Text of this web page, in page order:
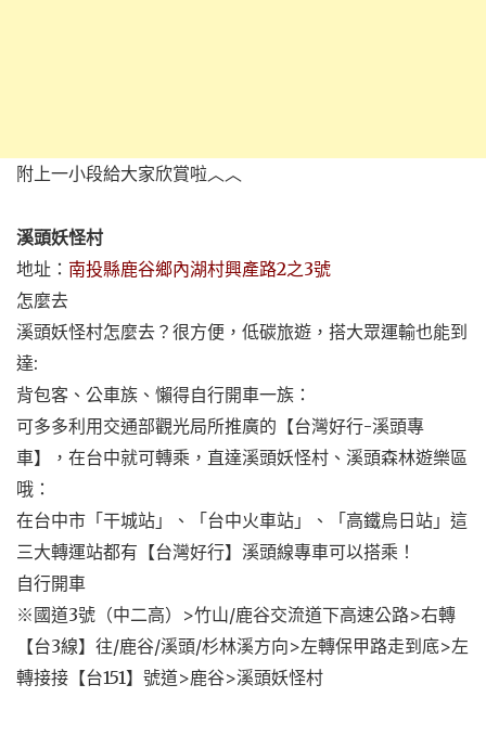
附上一小段給大家欣賞啦︿︿
溪頭妖怪村
地址： 南投縣鹿谷鄉內湖村興產路2之3號
怎麼去
溪頭妖怪村怎麼去？很方便，低碳旅遊，搭大眾運輸也能到
達:
背包客、公車族、懶得自行開車一族：
可多多利用交通部觀光局所推廣的【台灣好行-溪頭專
車】，在台中就可轉乘，直達溪頭妖怪村、溪頭森林遊樂區
哦：
在台中市「干城站」、「台中火車站」、「高鐵烏日站」這
三大轉運站都有【台灣好行】溪頭線專車可以搭乘！
自行開車
※國道3號（中二高）>竹山/鹿谷交流道下高速公路>右轉
【台3線】往/鹿谷/溪頭/杉林溪方向>左轉保甲路走到底>左
轉接接【台151】號道>鹿谷>溪頭妖怪村